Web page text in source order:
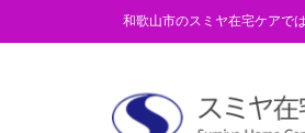
和歌山市のスミヤ在宅ケアで